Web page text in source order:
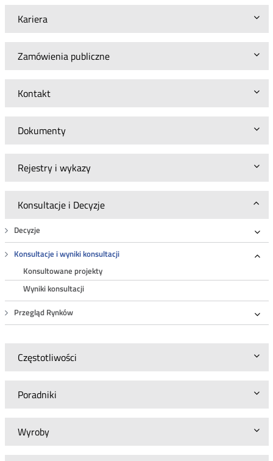
Kariera
Zamówienia publiczne
Kontakt
Dokumenty
Rejestry i wykazy
Konsultacje i Decyzje
Decyzje
Konsultacje i wyniki konsultacji
Konsultowane projekty
Wyniki konsultacji
Przegląd Rynków
Częstotliwości
Poradniki
Wyroby